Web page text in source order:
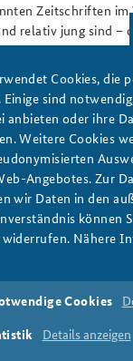
Zeitschriften im
relativ jung sind –
und
Deutschland
einer
der
entwickeln wird.
Schluss?
oder
sind gespannt auf
Cookies, die
sind
anbieten oder ihre
Weitere Cookies
Angebotes. Zur
wir Daten in den
können
Nähere
Cookies
Details anzeigen